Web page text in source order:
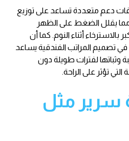
دعم متعددة تساعد على توزيع
يقلل الضغط على الظهر
أثناء النوم. كما أن
تصميم المراتب الفندقية يساعد
وثباتها لفترات طويلة دون
تؤثر على الراحة.
سرير مثل